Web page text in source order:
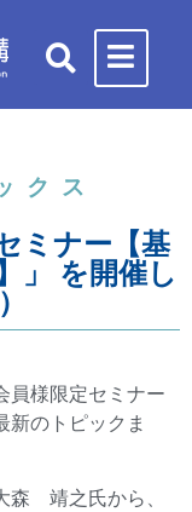
クス
ミナー【基
」 を開催し
員様限定セミナー
新のトピックま
靖之氏から、